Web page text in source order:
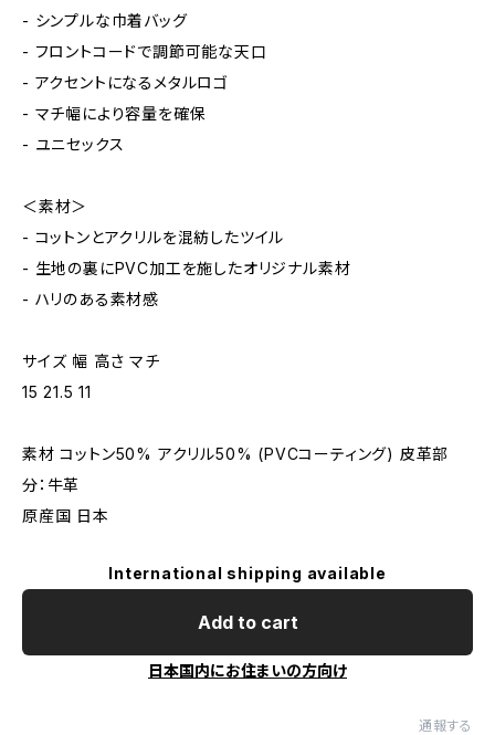
- シンプルな巾着バッグ
- フロントコードで調節可能な天口
- アクセントになるメタルロゴ
- マチ幅により容量を確保
- ユニセックス
＜素材＞
- コットンとアクリルを混紡したツイル
- 生地の裏にPVC加工を施したオリジナル素材
- ハリのある素材感
サイズ 幅 高さ マチ
15 21.5 11
素材 コットン50% アクリル50% (PVCコーティング) 皮革部
分：牛革
原産国 日本
International shipping available
Add to cart
日本国内にお住まいの方向け
通報する